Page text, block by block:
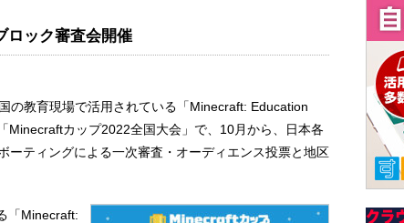
ロック審査会開催
の教育現場で活用されている「Minecraft: Education
Minecraftカップ2022全国大会」で、10月から、日本各
ーティングによる一次審査・オーディエンス投票と地区
「Minecraft: